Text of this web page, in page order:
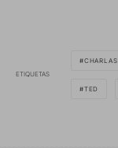
ETIQUETAS
CHARLAS
TED